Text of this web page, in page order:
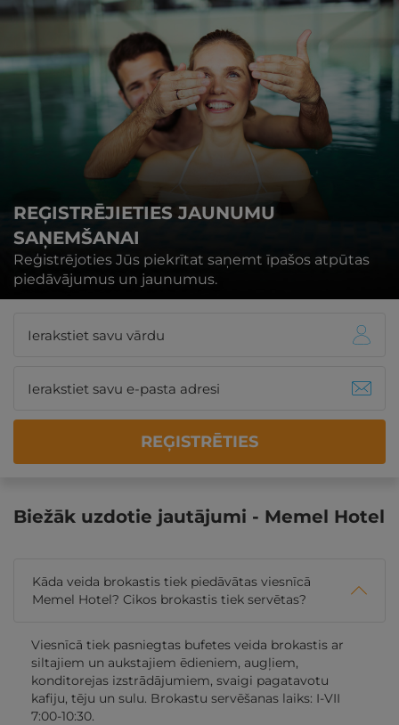
REĢISTRĒJIETIES JAUNUMU
SAŅEMŠANAI
Reģistrējoties Jūs piekrītat saņemt īpašos atpūtas
piedāvājumus un jaunumus.
REĢISTRĒTIES
Biežāk uzdotie jautājumi - Memel Hotel
Kāda veida brokastis tiek piedāvātas viesnīcā
Memel Hotel? Cikos brokastis tiek servētas?
Viesnīcā tiek pasniegtas bufetes veida brokastis ar
siltajiem un aukstajiem ēdieniem, augļiem,
konditorejas izstrādājumiem, svaigi pagatavotu
kafiju, tēju un sulu. Brokastu servēšanas laiks: I-VII
7:00-10:30.